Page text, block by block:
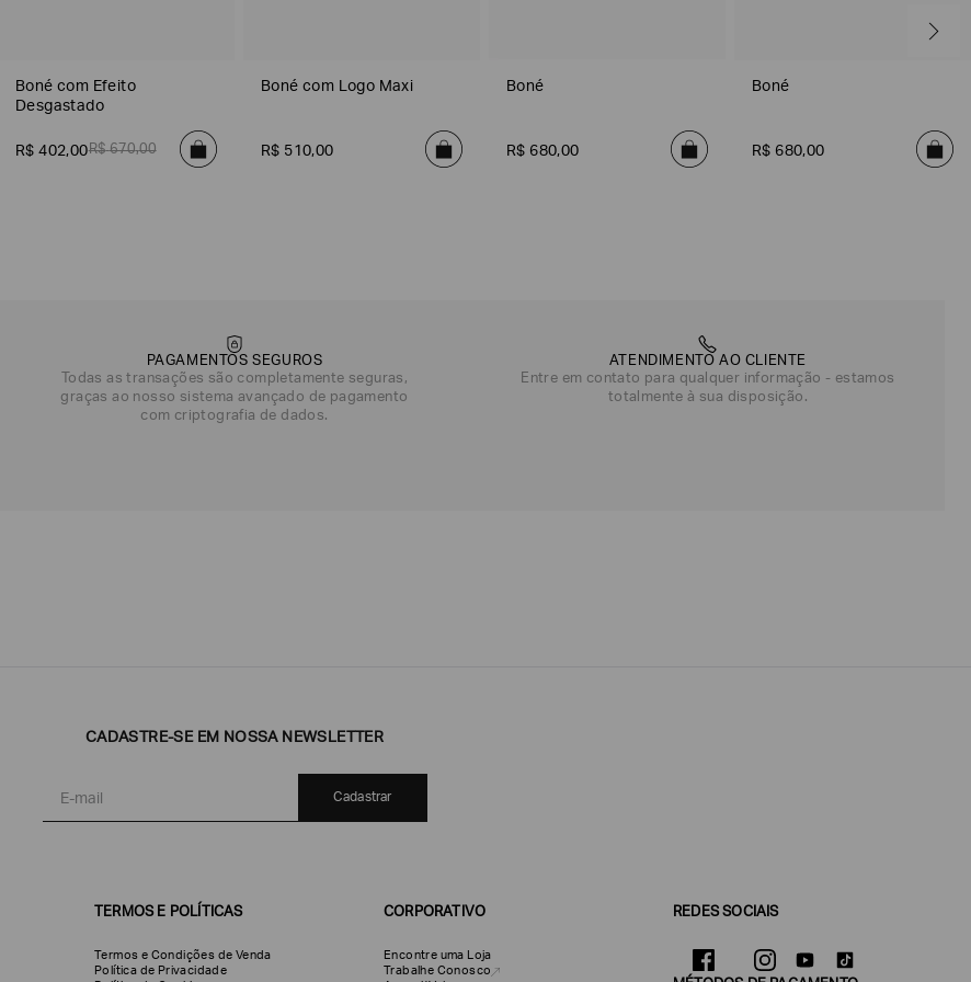
Boné com Efeito
Desgastado
R$ 402,00R$ 670,00
Boné com Logo Maxi
R$ 510,00
Boné
R$ 680,00
Boné
R$ 680,00
PAGAMENTOS SEGUROS
Todas as transações são completamente seguras,
graças ao nosso sistema avançado de pagamento
com criptografia de dados.
ATENDIMENTO AO CLIENTE
Entre em contato para qualquer informação - estamos
totalmente à sua disposição.
CADASTRE-SE EM NOSSA NEWSLETTER
Cadastrar
TERMOS E POLÍTICAS
Termos e Condições de Venda
Política de Privacidade
CORPORATIVO
Encontre uma Loja
Trabalhe Conosco
REDES SOCIAIS
Exchange
Masculinos